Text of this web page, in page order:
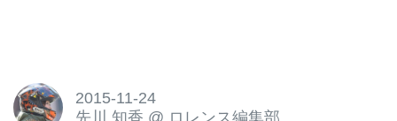
2015-11-24